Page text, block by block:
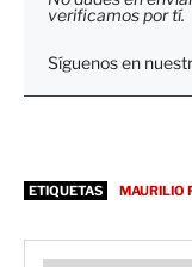
verificamos por tí.
Síguenos en
ETIQUETAS MAURILIO